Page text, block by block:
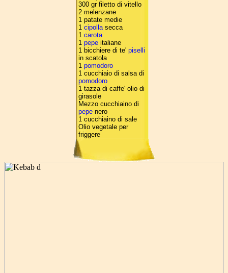
300 gr filetto di vitello
2 melenzane
1 patate medie
1 cipollasecca
1 carota
1 pepe italiane
1 bicchiere di te' piselli
in scatola
1 pomodoro
1 cucchiaio di salsa di
pomodoro
1 tazza di caffe' olio di
girasole
Mezzo cucchiaino di
pepe nero
1 cucchiaino di sale
Olio vegetale per
friggere